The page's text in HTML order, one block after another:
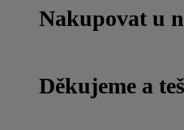
Nakupovat u
Děkujeme a